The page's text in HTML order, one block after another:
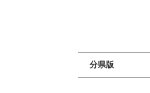
分県版